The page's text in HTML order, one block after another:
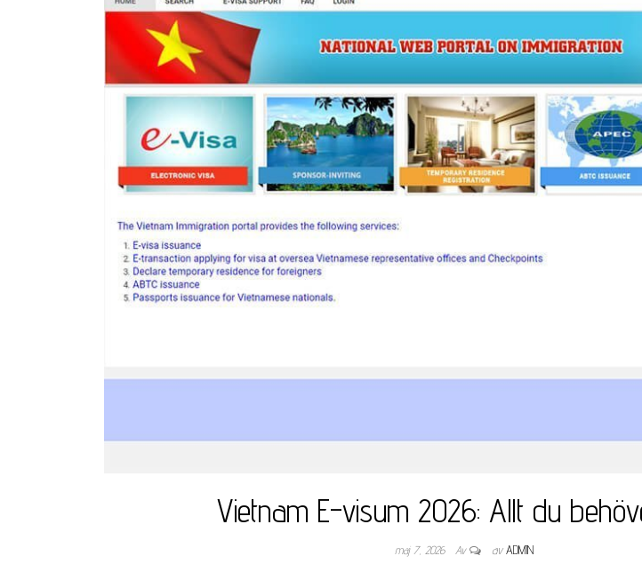
Vietnam E-visum 2026: Allt du
maj 7, 2026 Av av ADMIN